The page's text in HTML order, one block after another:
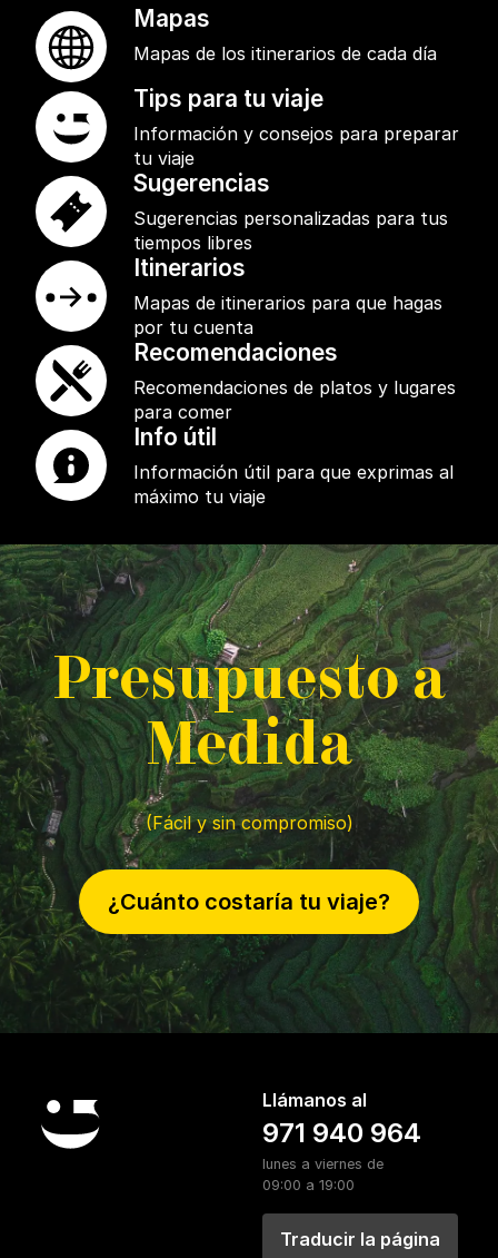
Mapas
Mapas de los itinerarios de cada día
Tips para tu viaje
Información y consejos para preparar
tu viaje
Sugerencias
Sugerencias personalizadas para tus
tiempos libres
Itinerarios
Mapas de itinerarios para que hagas
por tu cuenta
Recomendaciones
Recomendaciones de platos y lugares
para comer
Info útil
Información útil para que exprimas al
máximo tu viaje
Presupuesto a
Medida
(Fácil y sin compromiso)
¿Cuánto costaría tu viaje?
Llámanos al
971 940 964
lunes a viernes de
09:00 a 19:00
Traducir la página